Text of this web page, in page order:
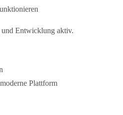
Entwicklung aktiv.
Plattform